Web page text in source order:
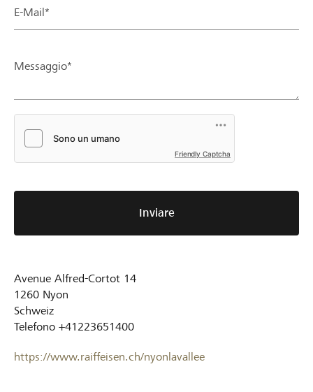
E-Mail*
Messaggio*
Friendly Captcha
Inviare
Avenue Alfred-Cortot 14
1260 Nyon
Schweiz
Telefono +41223651400
https://www.raiffeisen.ch/nyonlavallee